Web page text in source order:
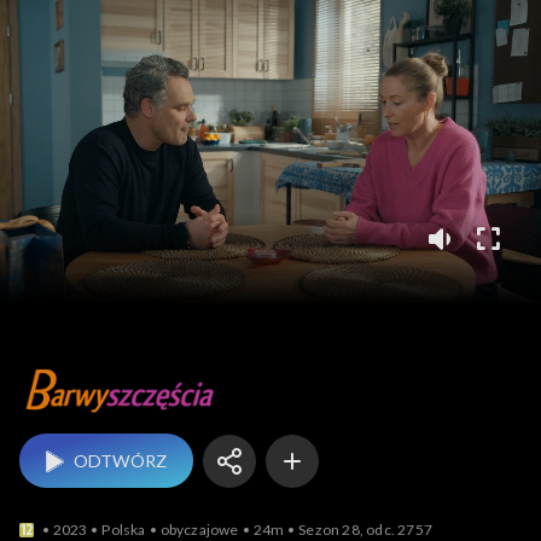
Barwy szczęścia
ODTWÓRZ
2023 Polska obyczajowe 24m Sezon 28, odc. 2757